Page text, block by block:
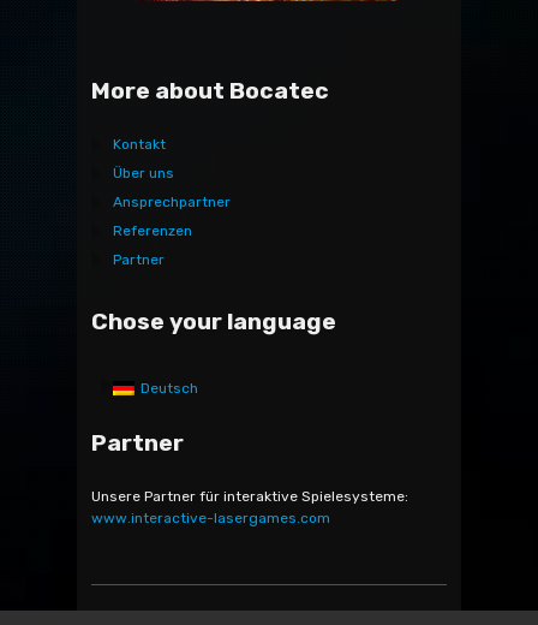
More about Bocatec
Kontakt
Über uns
Ansprechpartner
Referenzen
Partner
Chose your language
Deutsch
Partner
Unsere Partner für interaktive Spielesysteme:
www.interactive-lasergames.com